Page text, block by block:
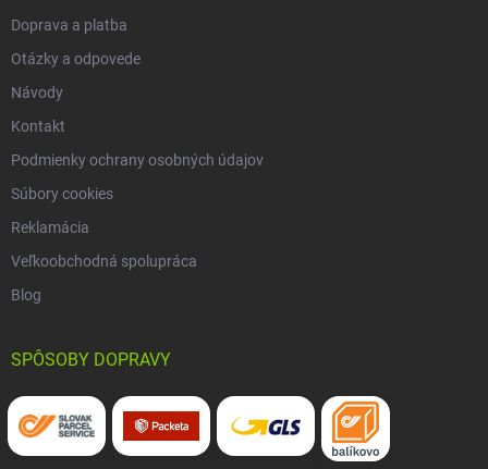
Doprava a platba
Otázky a odpovede
Návody
Kontakt
Podmienky ochrany osobných údajov
Súbory cookies
Reklamácia
Veľkoobchodná spolupráca
Blog
SPÔSOBY DOPRAVY